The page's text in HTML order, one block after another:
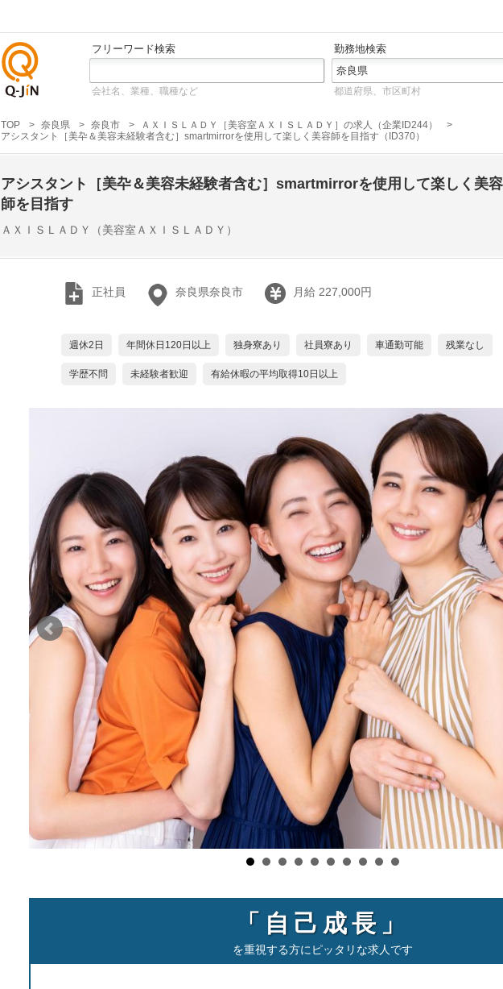
しの求
人サイ
フリーワード検索 勤務地検索
会社名、業種、職種など 都道府県、市区町村
TOP 奈良県 奈良市
ＡＸＩＳＬＡＤＹ［美容室ＡＸＩＳＬＡＤＹ］の求人（企業ID244）
アシスタント［美卆＆美容未経験者含む］smartmirrorを使用して楽しく美容師を目指す（ID370）
アシスタント［美卆＆美容未経験者含む］smartmirrorを使用して楽しく美容
師を目指す
ＡＸＩＳＬＡＤＹ（美容室ＡＸＩＳＬＡＤＹ）
正社員 奈良県奈良市 月給 227,000円
週休2日 年間休日120日以上 独身寮あり 社員寮あり 車通勤可能 残業なし
学歴不問 未経験者歓迎 有給休暇の平均取得10日以上
「自己成長」
を重視する方にピッタリな求人です